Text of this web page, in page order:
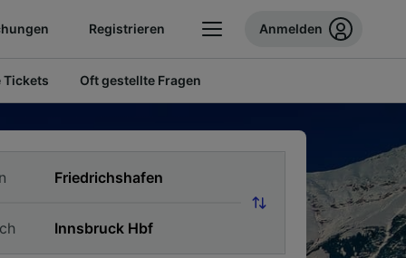
Registrieren Anmelden
Tickets Oft gestellte Fragen